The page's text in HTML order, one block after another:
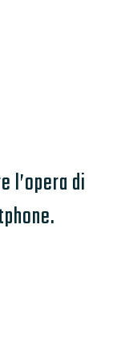
l’opera di